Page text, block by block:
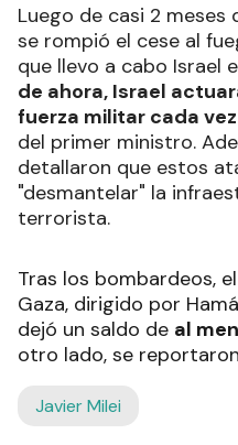
Luego de casi 2 meses
se rompió el cese al
que llevo a cabo Israel
de ahora, Israel
fuerza militar cada
del primer ministro.
detallaron que estos
"desmantelar" la
terrorista.
Tras los bombardeos,
Gaza, dirigido por
dejó un saldo de al
otro lado, se reportaron
Javier Milei